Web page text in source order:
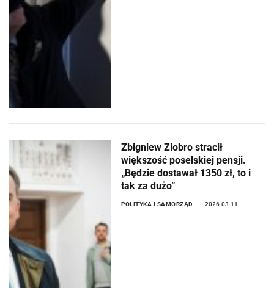
Zbigniew Ziobro stracił
większość poselskiej pensji.
„Będzie dostawał 1350 zł, to i
tak za dużo”
POLITYKA I SAMORZĄD 2026-03-11